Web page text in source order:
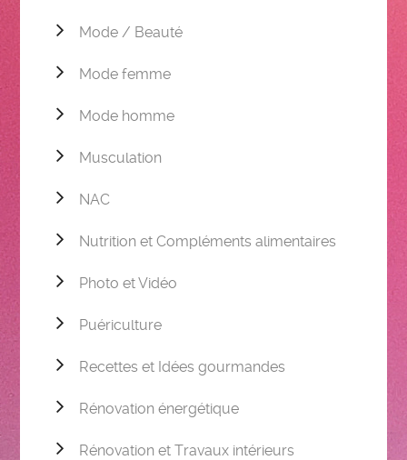
Mode / Beauté
Mode femme
Mode homme
Musculation
NAC
Nutrition et Compléments alimentaires
Photo et Vidéo
Puériculture
Recettes et Idées gourmandes
Rénovation énergétique
Rénovation et Travaux intérieurs